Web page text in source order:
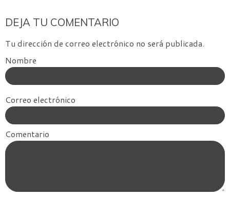
DEJA TU COMENTARIO
Tu dirección de correo electrónico no será publicada.
Nombre
Correo electrónico
Comentario